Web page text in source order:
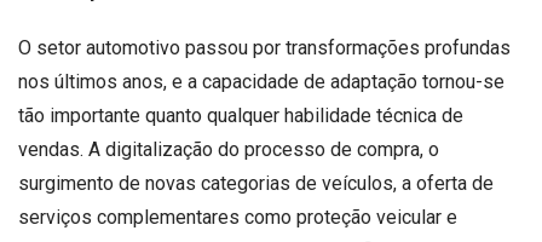
O setor automotivo passou por transformações profundas
nos últimos anos, e a capacidade de adaptação tornou-se
tão importante quanto qualquer habilidade técnica de
vendas. A digitalização do processo de compra, o
surgimento de novas categorias de veículos, a oferta de
serviços complementares como proteção veicular e